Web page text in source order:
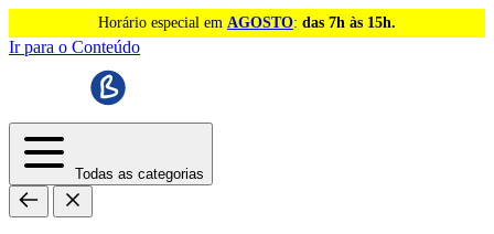
Horário especial em AGOSTO: das 7h às 15h.
Ir para o Conteúdo
Todas as categorias